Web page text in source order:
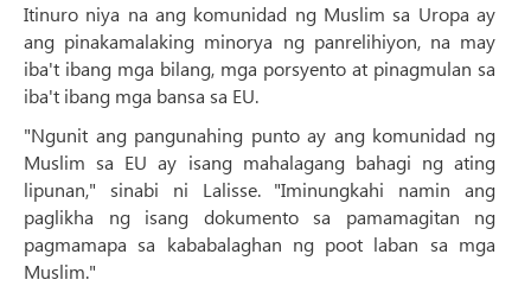
Itinuro niya na ang komunidad ng Muslim sa Uropa ay
ang pinakamalaking minorya ng panrelihiyon, na may
iba't ibang mga bilang, mga porsyento at pinagmulan sa
iba't ibang mga bansa sa EU.
"Ngunit ang pangunahing punto ay ang komunidad ng
Muslim sa EU ay isang mahalagang bahagi ng ating
lipunan," sinabi ni Lalisse. "Iminungkahi namin ang
paglikha ng isang dokumento sa pamamagitan ng
pagmamapa sa kababalaghan ng poot laban sa mga
Muslim."